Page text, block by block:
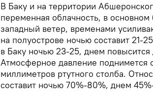
В Баку и на территории
переменная облачность, в
западный ветер, временами
на полуострове ночью составит 21-
в Баку ночью 23-25, днем
Атмосферное давление поднимется
миллиметров ртутного столба.
составит ночью 70%-80%, днем